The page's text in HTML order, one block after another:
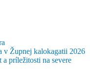
v Župnej kalokagatii 2026
príležitosti na severe